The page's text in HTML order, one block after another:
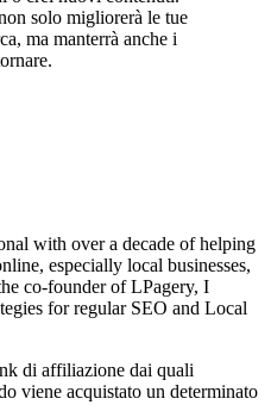
solo migliorerà le tue
ma manterrà anche i
with over a decade of helping
especially local businesses,
co-founder of LPagery, I
for regular SEO and Local
di affiliazione dai quali
viene acquistato un determinato